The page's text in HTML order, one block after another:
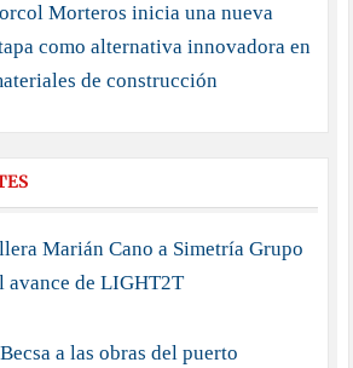
Morteros inicia una nueva
como alternativa innovadora en
de construcción
Marián Cano a Simetría Grupo
avance de LIGHT2T
a las obras del puerto